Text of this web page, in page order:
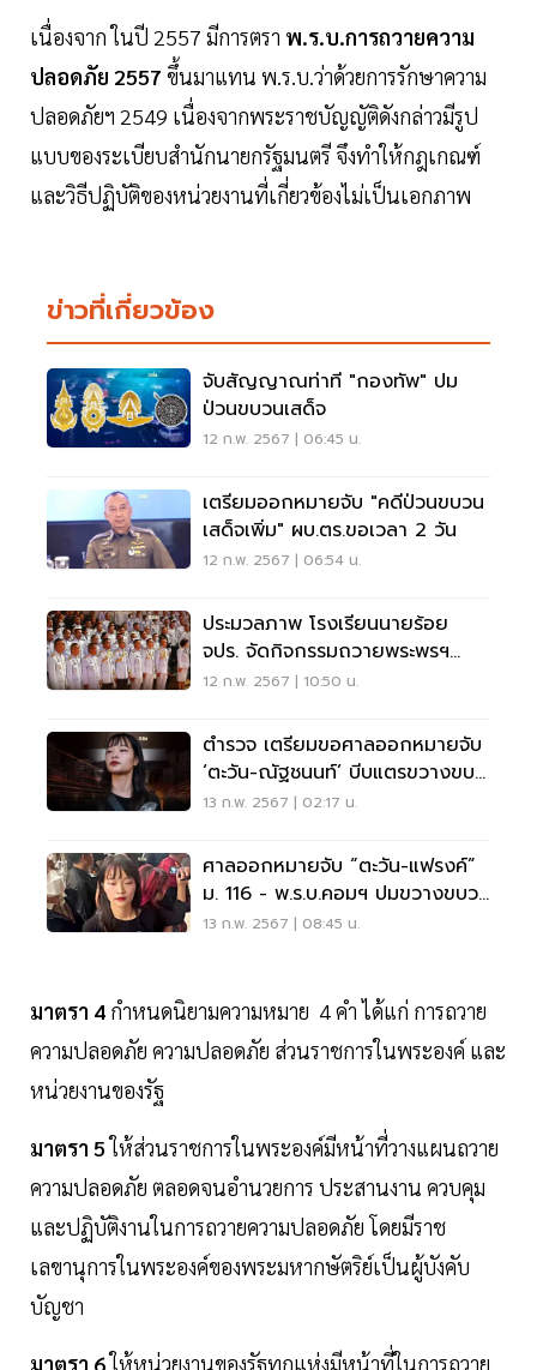
เนื่องจาก ในปี 2557 มีการตรา พ.ร.บ.การถวายความ
ปลอดภัย 2557 ขึ้นมาแทน พ.ร.บ.ว่าด้วยการรักษาความ
ปลอดภัยฯ 2549 เนื่องจากพระราชบัญญัติดังกล่าวมีรูป
แบบของระเบียบสำนักนายกรัฐมนตรี จึงทำให้กฎเกณฑ์
และวิธีปฏิบัติของหน่วยงานที่เกี่ยวข้องไม่เป็นเอกภาพ
ข่าวที่เกี่ยวข้อง
จับสัญญาณท่าที "กองทัพ" ปม
ป่วนขบวนเสด็จ
12 ก.พ. 2567 | 06:45 น.
เตรียมออกหมายจับ "คดีป่วนขบวน
เสด็จเพิ่ม" ผบ.ตร.ขอเวลา 2 วัน
12 ก.พ. 2567 | 06:54 น.
ประมวลภาพ โรงเรียนนายร้อย
จปร. จัดกิจกรรมถวายพระพรฯ
“กรมสมเด็จพระเทพ”
12 ก.พ. 2567 | 10:50 น.
ตำรวจ เตรียมขอศาลออกหมายจับ
‘ตะวัน-ณัฐชนนท์’ บีบแตรขวางขบ
วนเสด็จฯ
13 ก.พ. 2567 | 02:17 น.
ศาลออกหมายจับ “ตะวัน-แฟรงค์”
ม. 116 - พ.ร.บ.คอมฯ ปมขวางขบวน
เสด็จ
13 ก.พ. 2567 | 08:45 น.
มาตรา 4 กำหนดนิยามความหมาย 4 คำ ได้แก่ การถวาย
ความปลอดภัย ความปลอดภัย ส่วนราชการในพระองค์ และ
หน่วยงานของรัฐ
มาตรา 5ให้ส่วนราชการในพระองค์มีหน้าที่วางแผนถวาย
ความปลอดภัย ตลอดจนอำนวยการ ประสานงาน ควบคุม
และปฏิบัติงานในการถวายความปลอดภัย โดยมีราช
เลขานุการในพระองค์ของพระมหากษัตริย์เป็นผู้บังคับ
บัญชา
มาตรา 6ให้หน่วยงานของรัฐทุกแห่งมีหน้าที่ในการถวาย